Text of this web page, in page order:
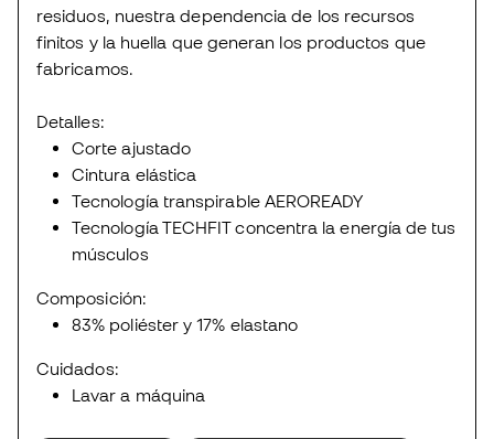
residuos, nuestra dependencia de los recursos
finitos y la huella que generan los productos que
fabricamos.
Detalles:
Corte ajustado
Cintura elástica
Tecnología transpirable AEROREADY
Tecnología TECHFIT concentra la energía de tus
músculos
Composición:
83% poliéster y 17% elastano
Cuidados:
Lavar a máquina